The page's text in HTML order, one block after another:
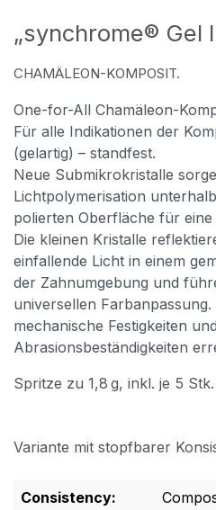
„synchrome® Gel
CHAMÄLEON-KOMPOSIT.
One-for-All Chamäleon-
Für alle Indikationen der
(gelartig) – standfest.
Neue Submikrokristalle
Lichtpolymerisation
polierten Oberfläche für
Die kleinen Kristalle
einfallende Licht in einem
der Zahnumgebung und
universellen
mechanische Festigkeiten
Abrasionsbeständigkeiten
Spritze zu 1,8 g, inkl. je 5
Variante mit stopfbarer
Consistency: